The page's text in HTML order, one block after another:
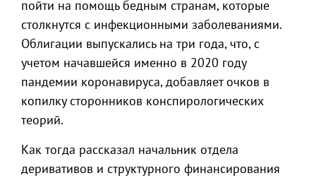
пойти на помощь бедным странам, которые
столкнутся с инфекционными заболеваниями.
Облигации выпускались на три года, что, с
учетом начавшейся именно в 2020 году
пандемии коронавируса, добавляет очков в
копилку сторонников конспирологических
теорий.
Как тогда рассказал начальник отдела
деривативов и структурного финансирования